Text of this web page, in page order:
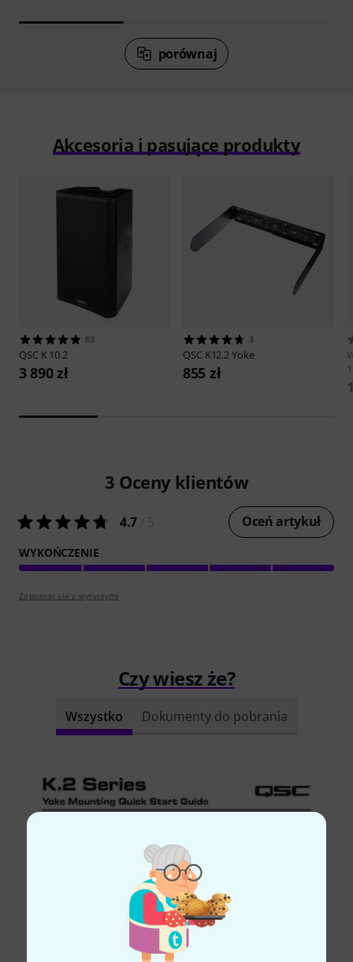
porównaj
Akcesoria i pasujące produkty
83
QSC K 10.2
3 890 zł
3
QSC K12.2 Yoke
855 zł
3 Oceny klientów
4.7 Oceń artykuł
WYKOŃCZENIE
Zapoznaj się z wytyczymi
Czy wiesz że?
Wszystko Dokumenty do pobrania